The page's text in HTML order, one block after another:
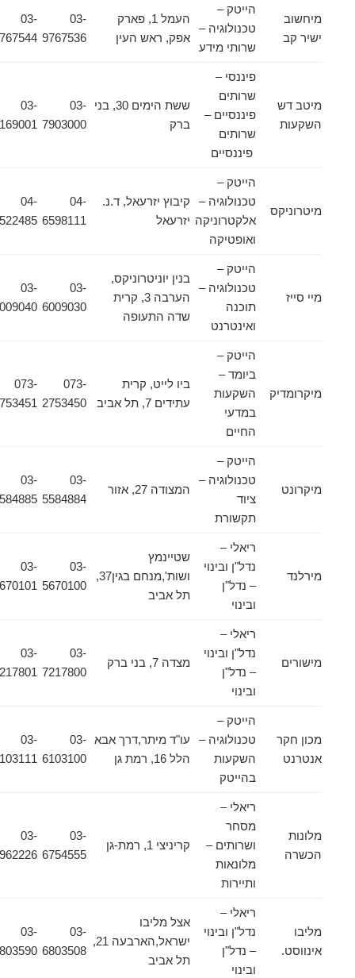
מיחשוב
ישיר קב
הייטק –
טכנולוגיה –
שרותי מידע
העמל 1, פארק
אפק, ראש העין
9767536
9767544
מיטב דש
השקעות
פיננסי –
שרותים
פיננסיים –
שרותים
פיננסיים
ששת הימים 30, בני 03-
7903000
5169001
מיטרוניקס
הייטק –
טכנולוגיה –
אלקטרוניקה
ואופטיקה
קיבוץ יזרעאל, ד.נ.
יזרעאל
04-
6598111
6522485
מיי סייז
הייטק –
טכנולוגיה –
תוכנה
ואינטרנט
בנין יוניטרוניקס,
הערבה 3, קרית
שדה התעופה
6009030
6009040
מיקרומדיק
הייטק –
ביומד –
השקעות
במדעי
החיים
ביו לייט, קרית
עתידים 7, תל אביב
073-
2753450
073-
2753451
מיקרונט
הייטק –
טכנולוגיה –
תקשורת
המצודה 27, אזור
5584884
5584885
מירלנד
ריאלי –
נדל"ן ובינוי
– נדל"ן
ובינוי
שטיינמץ
ושות',מנחם בגין37,
תל אביב
5670100
5670101
מישורים
ריאלי –
נדל"ן ובינוי
– נדל"ן
ובינוי
מצדה 7, בני ברק
7217800
7217801
מכון חקר
אנטרנט
הייטק –
טכנולוגיה –
השקעות
בהייטק
עו"ד מיתר,דרך אבא
הלל 16, רמת גן
03-
6103100
6103111
מלונות
הכשרה
ריאלי –
מסחר
ושרותים –
מלונאות
ותיירות
קריניצי 1, רמת-גן
6754555
7962226
מליבו
אינווסט.
ריאלי –
נדל"ן ובינוי
– נדל"ן
ובינוי
אצל מליבו
ישראל,הארבעה 21,
תל אביב
6803508
6803590